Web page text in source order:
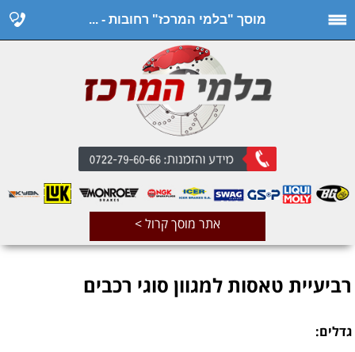
מוסך "בלמי המרכז" רחובות - ...
אתר מוסך קרול >
רביעיית טאסות למגוון סוגי רכבים
גדלים: